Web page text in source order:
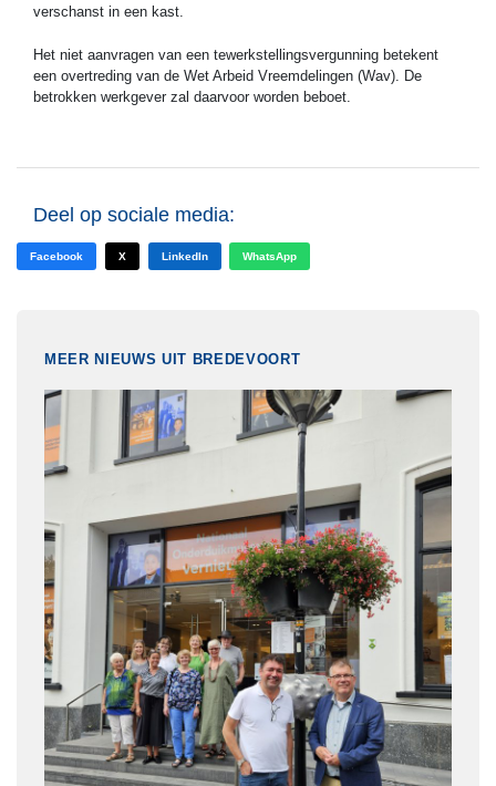
verschanst in een kast.
Het niet aanvragen van een tewerkstellingsvergunning betekent
een overtreding van de Wet Arbeid Vreemdelingen (Wav). De
betrokken werkgever zal daarvoor worden beboet.
Deel op sociale media:
Facebook X LinkedIn WhatsApp
MEER NIEUWS UIT BREDEVOORT